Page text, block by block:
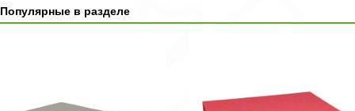
Популярные в разделе